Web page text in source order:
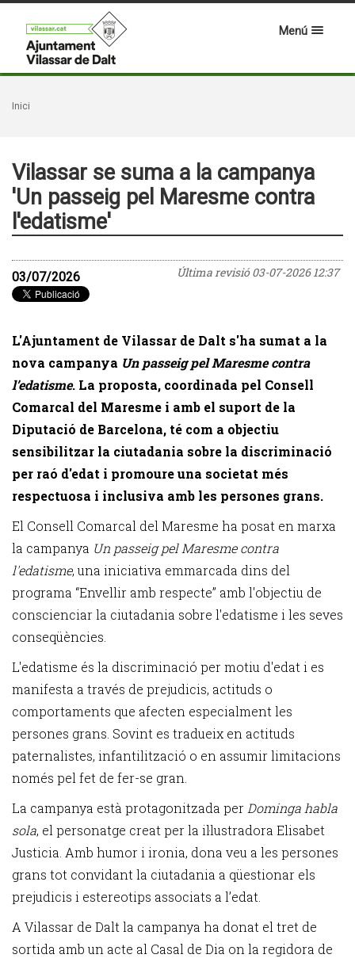
Menú
Inici
Vilassar se suma a la campanya
'Un passeig pel Maresme contra
l'edatisme'
Última revisió03-07-2026 12:37
03/07/2026
L'Ajuntament de Vilassar de Dalt s'ha sumat a la
nova campanya Un passeig pel Maresme contra
l’edatisme. La proposta, coordinada pel Consell
Comarcal del Maresme i amb el suport de la
Diputació de Barcelona, té com a objectiu
sensibilitzar la ciutadania sobre la discriminació
per raó d'edat i promoure una societat més
respectuosa i inclusiva amb les persones grans.
El Consell Comarcal del Maresme ha posat en marxa
la campanya Un passeig pel Maresme contra
l'edatisme, una iniciativa emmarcada dins del
programa “Envellir amb respecte” amb l'objectiu de
conscienciar la ciutadania sobre l'edatisme i les seves
conseqüències.
L'edatisme és la discriminació per motiu d'edat i es
manifesta a través de prejudicis, actituds o
comportaments que afecten especialment les
persones grans. Sovint es tradueix en actituds
paternalistes, infantilització o en assumir limitacions
només pel fet de fer-se gran.
La campanya està protagonitzada per Dominga habla
sola, el personatge creat per la il·lustradora Elisabet
Justicia. Amb humor i ironia, dona veu a les persones
grans tot convidant la ciutadania a qüestionar els
prejudicis i estereotips associats a l’edat.
A Vilassar de Dalt la campanya ha donat el tret de
sortida amb un acte al Casal de Dia on la regidora de